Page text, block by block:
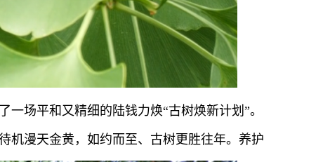
场平和又精细的陆钱力焕“古树焕新计划”。
机漫天金黄，如约而至、古树更胜往年。养护